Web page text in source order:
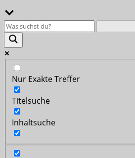
Nur Exakte Treffer
Titelsuche
Inhaltsuche